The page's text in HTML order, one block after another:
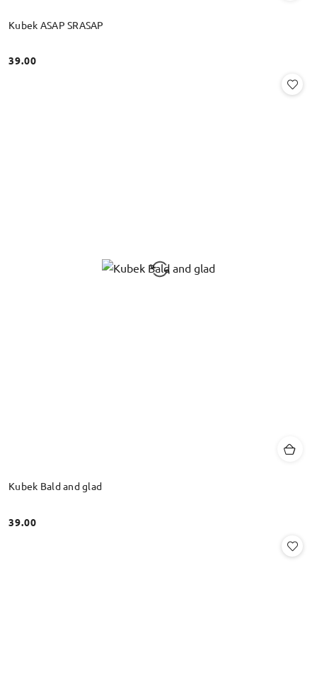
Kubek ASAP SRASAP
Cena:
39.00
Kubek Bald and glad
Cena:
39.00